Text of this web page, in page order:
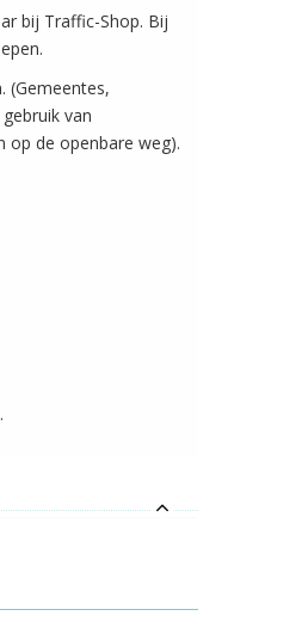
bij Traffic-Shop. Bij
(Gemeentes,
van
op de openbare weg).